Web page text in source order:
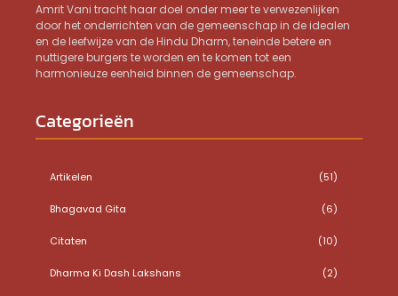
Amrit Vani tracht haar doel onder meer te verwezenlijken
door het onderrichten van de gemeenschap in de idealen
en de leefwijze van de Hindu Dharm, teneinde betere en
nuttigere burgers te worden en te komen tot een
harmonieuze eenheid binnen de gemeenschap.
Categorieën
Artikelen (51)
Bhagavad Gita (6)
Citaten (10)
Dharma Ki Dash Lakshans (2)